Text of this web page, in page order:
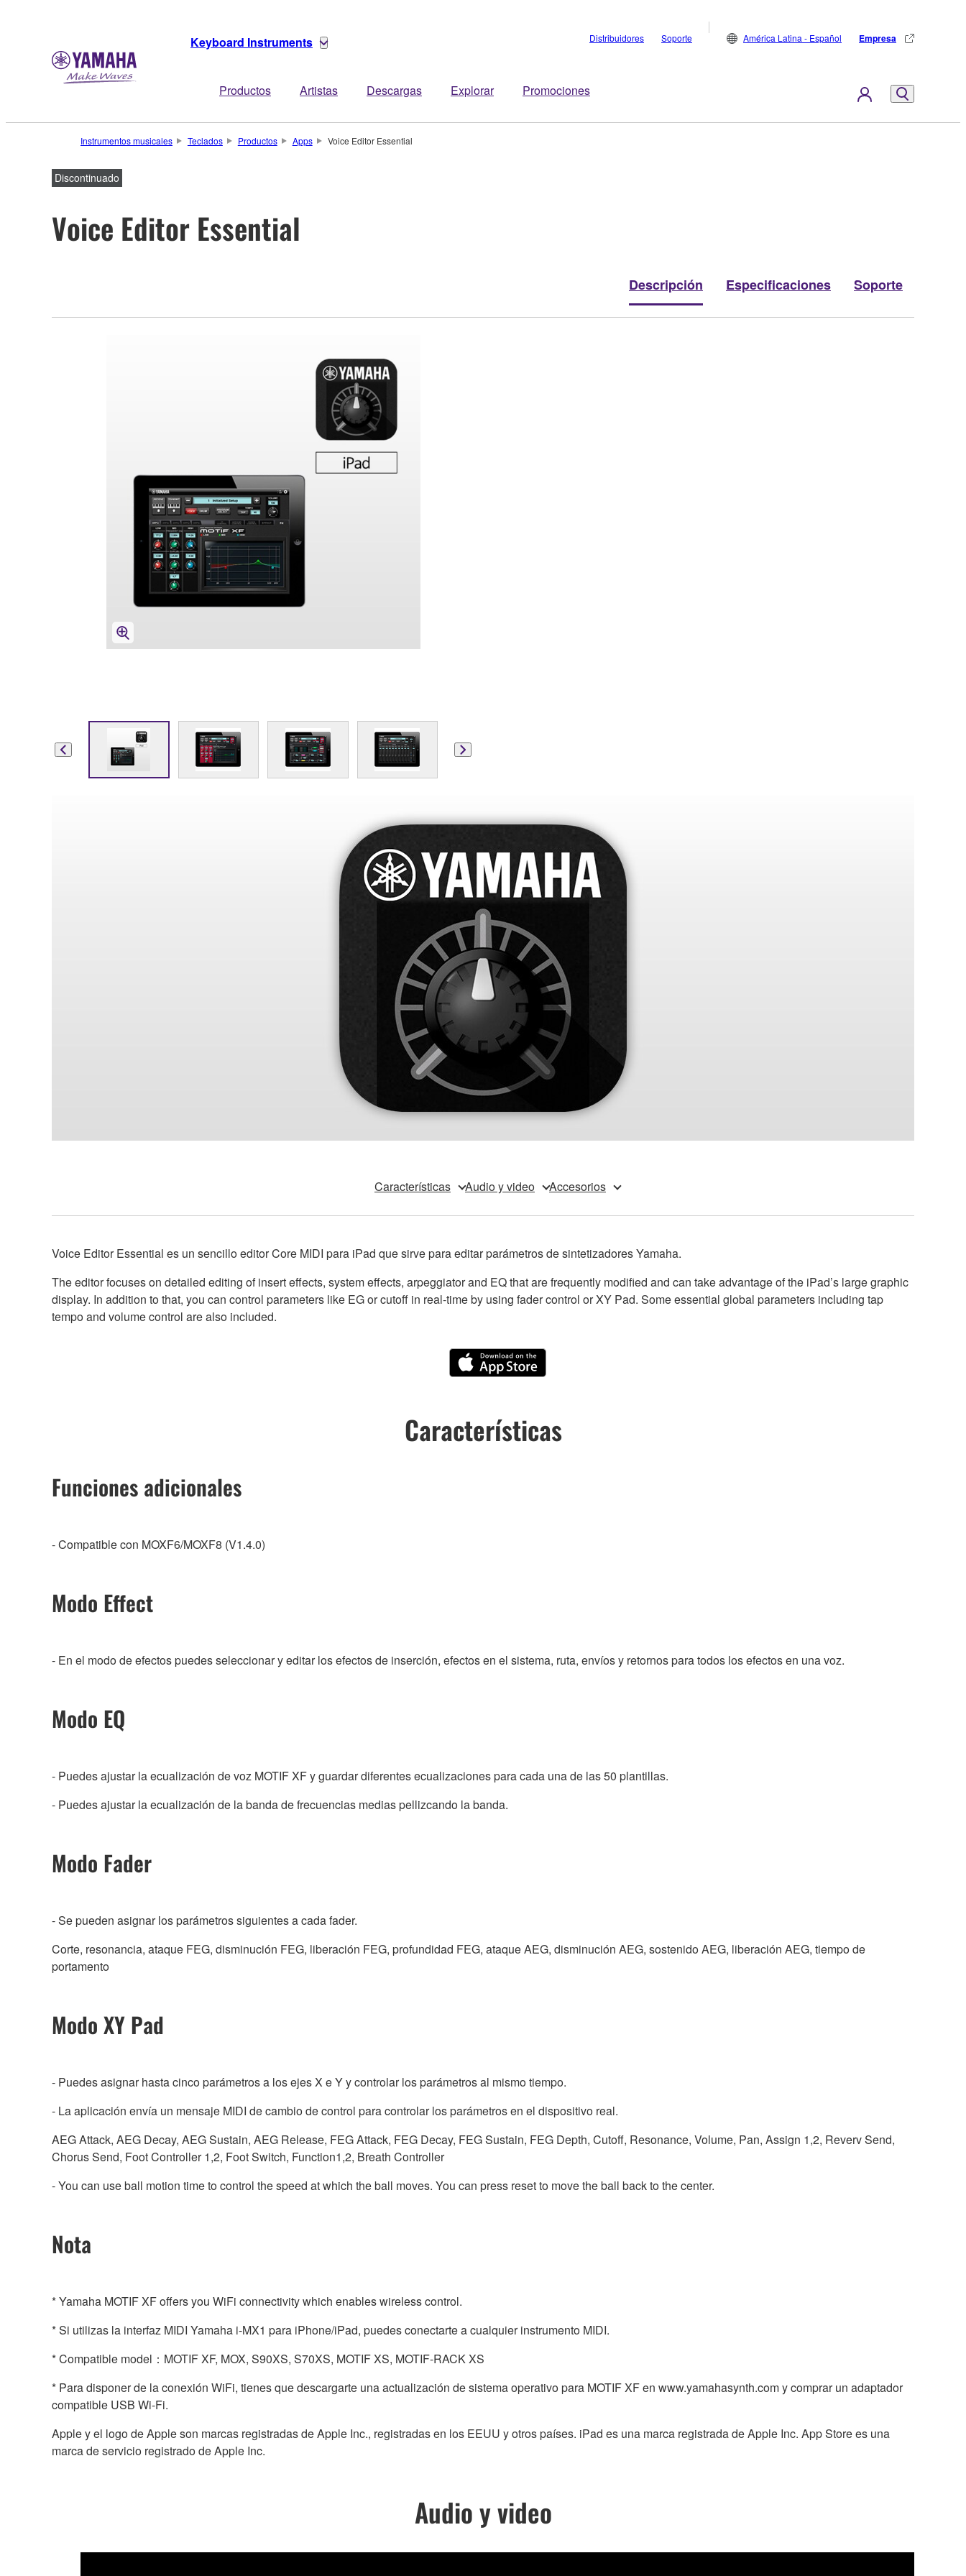
Keyboard Instruments
Productos Artistas Descargas Explorar Promociones
Distribuidores Soporte América Latina - Español Empresa
Instrumentos musicales Teclados Productos Apps Voice Editor Essential
Discontinuado
Voice Editor Essential
Descripción Especificaciones Soporte
Características Audio y video Accesorios
Voice Editor Essential es un sencillo editor Core MIDI para iPad que sirve para editar parámetros de sintetizadores Yamaha.
The editor focuses on detailed editing of insert effects, system effects, arpeggiator and EQ that are frequently modified and can take advantage of the iPad’s large graphic
display. In addition to that, you can control parameters like EG or cutoff in real-time by using fader control or XY Pad. Some essential global parameters including tap
tempo and volume control are also included.
Características
Funciones adicionales
- Compatible con MOXF6/MOXF8 (V1.4.0)
Modo Effect
- En el modo de efectos puedes seleccionar y editar los efectos de inserción, efectos en el sistema, ruta, envíos y retornos para todos los efectos en una voz.
Modo EQ
- Puedes ajustar la ecualización de voz MOTIF XF y guardar diferentes ecualizaciones para cada una de las 50 plantillas.
- Puedes ajustar la ecualización de la banda de frecuencias medias pellizcando la banda.
Modo Fader
- Se pueden asignar los parámetros siguientes a cada fader.
Corte, resonancia, ataque FEG, disminución FEG, liberación FEG, profundidad FEG, ataque AEG, disminución AEG, sostenido AEG, liberación AEG, tiempo de
portamento
Modo XY Pad
- Puedes asignar hasta cinco parámetros a los ejes X e Y y controlar los parámetros al mismo tiempo.
- La aplicación envía un mensaje MIDI de cambio de control para controlar los parámetros en el dispositivo real.
AEG Attack, AEG Decay, AEG Sustain, AEG Release, FEG Attack, FEG Decay, FEG Sustain, FEG Depth, Cutoff, Resonance, Volume, Pan, Assign 1,2, Reverv Send,
Chorus Send, Foot Controller 1,2, Foot Switch, Function1,2, Breath Controller
- You can use ball motion time to control the speed at which the ball moves. You can press reset to move the ball back to the center.
Nota
* Yamaha MOTIF XF offers you WiFi connectivity which enables wireless control.
* Si utilizas la interfaz MIDI Yamaha i-MX1 para iPhone/iPad, puedes conectarte a cualquier instrumento MIDI.
* Compatible model：MOTIF XF, MOX, S90XS, S70XS, MOTIF XS, MOTIF-RACK XS
* Para disponer de la conexión WiFi, tienes que descargarte una actualización de sistema operativo para MOTIF XF en www.yamahasynth.com y comprar un adaptador
compatible USB Wi-Fi.
Apple y el logo de Apple son marcas registradas de Apple Inc., registradas en los EEUU y otros países. iPad es una marca registrada de Apple Inc. App Store es una
marca de servicio registrado de Apple Inc.
Audio y video